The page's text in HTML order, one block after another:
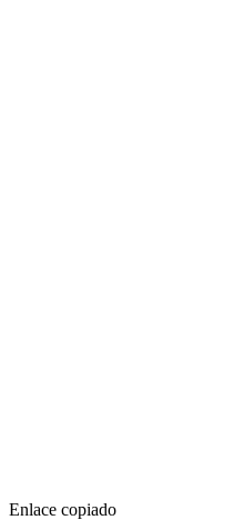
Enlace copiado